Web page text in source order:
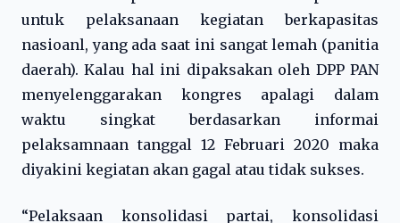
untuk pelaksanaan kegiatan berkapasitas
nasioanl, yang ada saat ini sangat lemah (panitia
daerah). Kalau hal ini dipaksakan oleh DPP PAN
menyelenggarakan kongres apalagi dalam
waktu singkat berdasarkan informai
pelaksamnaan tanggal 12 Februari 2020 maka
diyakini kegiatan akan gagal atau tidak sukses.
“Pelaksaan konsolidasi partai, konsolidasi